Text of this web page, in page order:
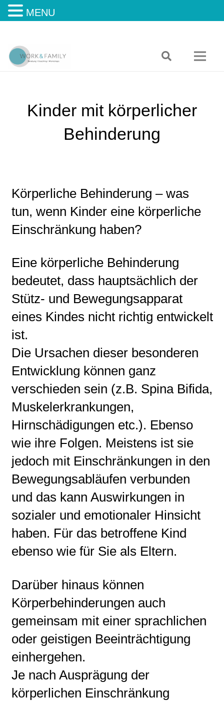
Kinder mit körperlicher
Behinderung
Körperliche Behinderung – was
tun, wenn Kinder eine körperliche
Einschränkung haben?
Eine körperliche Behinderung
bedeutet, dass hauptsächlich der
Stütz- und Bewegungsapparat
eines Kindes nicht richtig entwickelt
ist.
Die Ursachen dieser besonderen
Entwicklung können ganz
verschieden sein (z.B. Spina Bifida,
Muskelerkrankungen,
Hirnschädigungen etc.). Ebenso
wie ihre Folgen. Meistens ist sie
jedoch mit Einschränkungen in den
Bewegungsabläufen verbunden
und das kann Auswirkungen in
sozialer und emotionaler Hinsicht
haben. Für das betroffene Kind
ebenso wie für Sie als Eltern.
Darüber hinaus können
Körperbehinderungen auch
gemeinsam mit einer sprachlichen
oder geistigen Beeinträchtigung
einhergehen.
Je nach Ausprägung der
körperlichen Einschränkung
MENU